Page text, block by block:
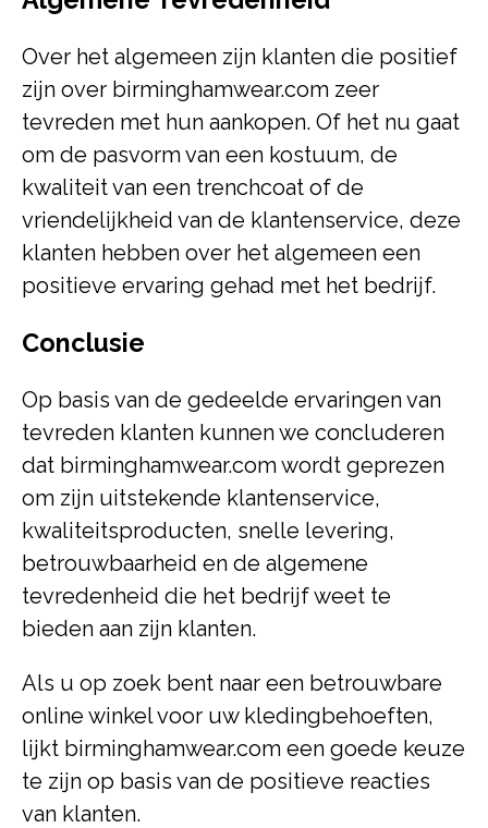
Over het algemeen zijn klanten die positief
zijn over birminghamwear.com zeer
tevreden met hun aankopen. Of het nu gaat
om de pasvorm van een kostuum, de
kwaliteit van een trenchcoat of de
vriendelijkheid van de klantenservice, deze
klanten hebben over het algemeen een
positieve ervaring gehad met het bedrijf.
Conclusie
Op basis van de gedeelde ervaringen van
tevreden klanten kunnen we concluderen
dat birminghamwear.com wordt geprezen
om zijn uitstekende klantenservice,
kwaliteitsproducten, snelle levering,
betrouwbaarheid en de algemene
tevredenheid die het bedrijf weet te
bieden aan zijn klanten.
Als u op zoek bent naar een betrouwbare
online winkel voor uw kledingbehoeften,
lijkt birminghamwear.com een goede keuze
te zijn op basis van de positieve reacties
van klanten.